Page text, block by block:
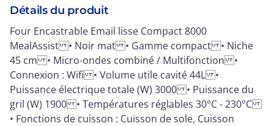
Détails du produit
Four Encastrable Email lisse Compact 8000
MealAssist • Noir mat • Gamme compact • Niche
45 cm • Micro-ondes combiné / Multifonction •
Connexion : Wifi • Volume utile cavité 44L •
Puissance électrique totale (W) 3000 • Puissance du
gril (W) 1900 • Températures réglables 30°C - 230°C
• Fonctions de cuisson : Cuisson de sole, Cuisson